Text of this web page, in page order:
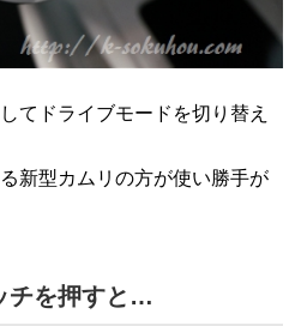
てドライブモードを切り替え
新型カムリの方が使い勝手が
チを押すと…